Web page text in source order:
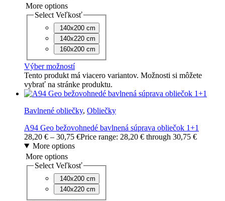
More options
Select Veľkosť
140x200 cm
140x220 cm
160x200 cm
Výber možností
Tento produkt má viacero variantov. Možnosti si môžete
vybrať na stránke produktu.
Bavlnené obliečky, Obliečky
A94 Geo bežovohnedé bavlnená súprava obliečok 1+1
28,20 € – 30,75 €Price range: 28,20 € through 30,75 €
More options
More options
Select Veľkosť
140x200 cm
140x220 cm